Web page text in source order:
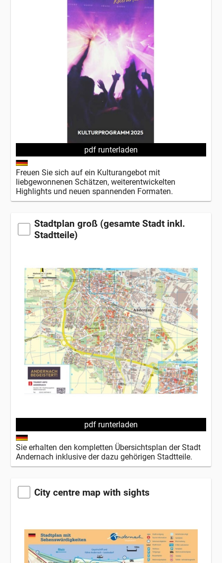
pdf runterladen
Freuen Sie sich auf ein Kulturangebot mit
liebgewonnenen Schätzen, weiterentwickelten
Highlights und neuen spannenden Formaten.
Stadtplan groß (gesamte Stadt inkl.
Stadtteile)
pdf runterladen
Sie erhalten den kompletten Übersichtsplan der Stadt
Andernach inklusive der dazu gehörigen Stadtteile.
City centre map with sights